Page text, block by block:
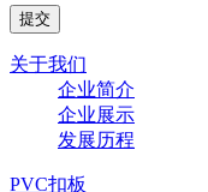
关于我们
企业简介
企业展示
发展历程
PVC扣板